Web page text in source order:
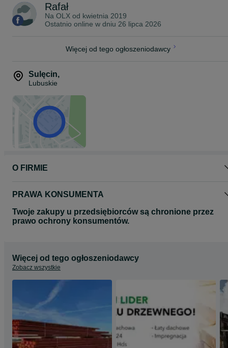
Rafał
Na OLX od kwietnia 2019
Ostatnio online w dniu 26 lipca 2026
Więcej od tego ogłoszeniodawcy
Sulęcin,
Lubuskie
O FIRMIE
PRAWA KONSUMENTA
Twoje zakupy u przedsiębiorców są chronione przez
prawo ochrony konsumentów.
Więcej od tego ogłoszeniodawcy
Zobacz wszystkie